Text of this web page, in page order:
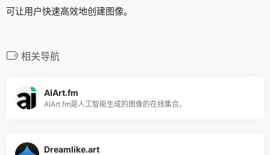
可让用户快速高效地创建图像。
相关导航
AIArt.fm
AIArt.fm是人工智能生成的图像的在线集合。
Dreamlike.art